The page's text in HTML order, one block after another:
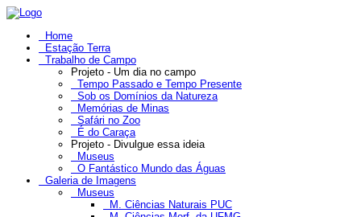
Home
Estação Terra
Trabalho de Campo
Projeto - Um dia no campo
Tempo Passado e Tempo Presente
Sob os Domínios da Natureza
Memórias de Minas
Safári no Zoo
É do Caraça
Projeto - Divulgue essa ideia
Museus
O Fantástico Mundo das Águas
Galeria de Imagens
Museus
M. Ciências Naturais PUC